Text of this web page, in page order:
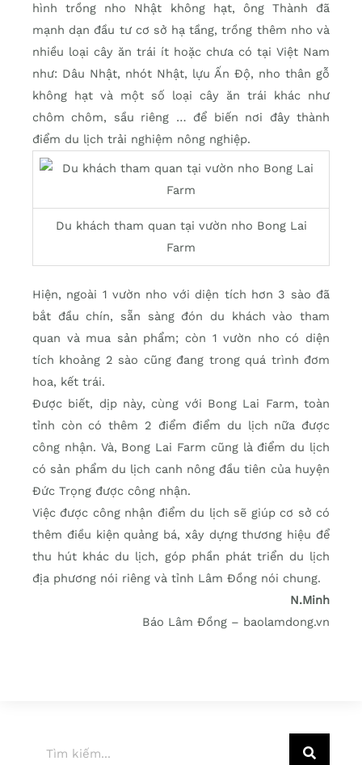
hình trồng nho Nhật không hạt, ông Thành đã
mạnh dạn đầu tư cơ sở hạ tầng, trồng thêm nho và
nhiều loại cây ăn trái ít hoặc chưa có tại Việt Nam
như: Dâu Nhật, nhót Nhật, lựu Ấn Độ, nho thân gỗ
không hạt và một số loại cây ăn trái khác như
chôm chôm, sầu riêng … để biến nơi đây thành
điểm du lịch trải nghiệm nông nghiệp.
Du khách tham quan tại vườn nho Bong Lai
Farm
Hiện, ngoài 1 vườn nho với diện tích hơn 3 sào đã
bắt đầu chín, sẵn sàng đón du khách vào tham
quan và mua sản phẩm; còn 1 vườn nho có diện
tích khoảng 2 sào cũng đang trong quá trình đơm
hoa, kết trái.
Được biết, dịp này, cùng với Bong Lai Farm, toàn
tỉnh còn có thêm 2 điểm điểm du lịch nữa được
công nhận. Và, Bong Lai Farm cũng là điểm du lịch
có sản phẩm du lịch canh nông đầu tiên của huyện
Đức Trọng được công nhận.
Việc được công nhận điểm du lịch sẽ giúp cơ sở có
thêm điều kiện quảng bá, xây dựng thương hiệu để
thu hút khác du lịch, góp phần phát triển du lịch
địa phương nói riêng và tỉnh Lâm Đồng nói chung.
N.Minh
Báo Lâm Đồng – baolamdong.vn